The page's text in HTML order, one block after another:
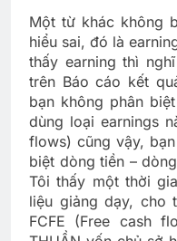
Một từ khác không
hiểu sai, đó là
thấy earning thì
trên Báo cáo kết
bạn không phân
dùng loại earnings
flows) cũng vậy,
biệt dòng tiền –
Tôi thấy một thời
liệu giảng dạy, cho
FCFE (Free cash